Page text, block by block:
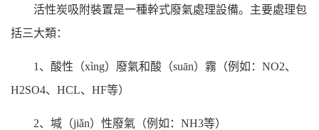
活性炭吸附裝置是一種幹式廢氣處理設備。主要處理包
括三大類：
1 、酸性（xìng）廢氣和酸（suān）霧（例如：NO2、
H2SO4、HCL、HF等）
2、堿（jiǎn）性廢氣（例如：NH3等）